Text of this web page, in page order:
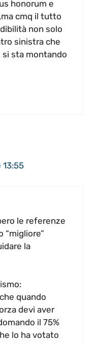
honorum e
cmq il tutto
non solo
sinistra che
si sta montando
13:55
le referenze
“migliore”
la
quando
devi aver
il 75%
lo ha votato